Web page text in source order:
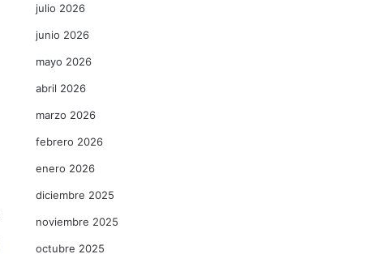
julio 2026
junio 2026
mayo 2026
abril 2026
marzo 2026
febrero 2026
enero 2026
diciembre 2025
noviembre 2025
octubre 2025